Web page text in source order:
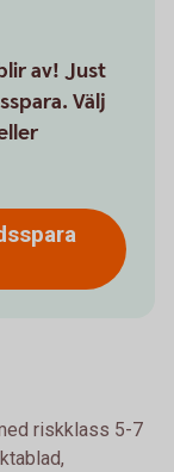
av! Just
Välj
riskklass 5-7